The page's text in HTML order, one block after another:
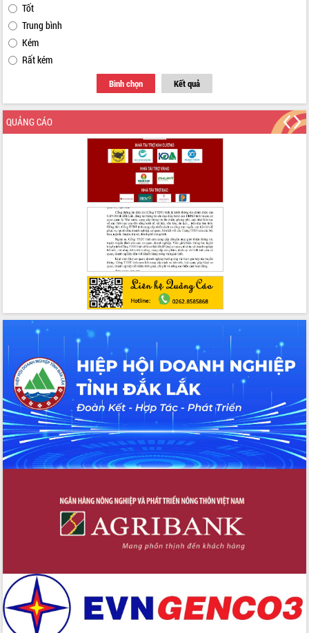
Tốt
Trung bình
Kém
Rất kém
Bình chọn Kết quả
QUẢNG CÁO